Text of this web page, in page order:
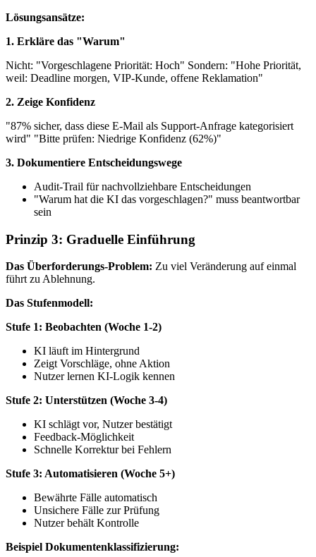
Lösungsansätze:
1. Erkläre das "Warum"
Nicht: "Vorgeschlagene Priorität: Hoch" Sondern: "Hohe Priorität,
weil: Deadline morgen, VIP-Kunde, offene Reklamation"
2. Zeige Konfidenz
"87% sicher, dass diese E-Mail als Support-Anfrage kategorisiert
wird" "Bitte prüfen: Niedrige Konfidenz (62%)"
3. Dokumentiere Entscheidungswege
Audit-Trail für nachvollziehbare Entscheidungen
"Warum hat die KI das vorgeschlagen?" muss beantwortbar
sein
Prinzip 3: Graduelle Einführung
Das Überforderungs-Problem: Zu viel Veränderung auf einmal
führt zu Ablehnung.
Das Stufenmodell:
Stufe 1: Beobachten (Woche 1-2)
KI läuft im Hintergrund
Zeigt Vorschläge, ohne Aktion
Nutzer lernen KI-Logik kennen
Stufe 2: Unterstützen (Woche 3-4)
KI schlägt vor, Nutzer bestätigt
Feedback-Möglichkeit
Schnelle Korrektur bei Fehlern
Stufe 3: Automatisieren (Woche 5+)
Bewährte Fälle automatisch
Unsichere Fälle zur Prüfung
Nutzer behält Kontrolle
Beispiel Dokumentenklassifizierung: